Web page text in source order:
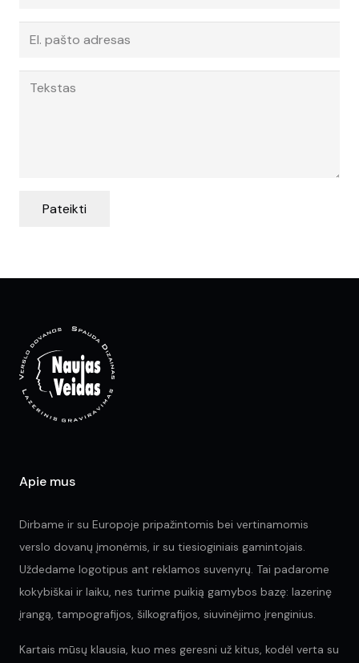
Pateikti
Apie mus
Dirbame ir su Europoje pripažintomis bei vertinamomis
verslo dovanų įmonėmis, ir su tiesioginiais gamintojais.
Uždedame logotipus ant reklamos suvenyrų. Tai padarome
kokybiškai ir laiku, nes turime puikią gamybos bazę: lazerinę
įrangą, tampografijos, šilkografijos, siuvinėjimo įrenginius.
Kartais mūsų klausia, kuo mes geresni už kitus, kodėl verta su